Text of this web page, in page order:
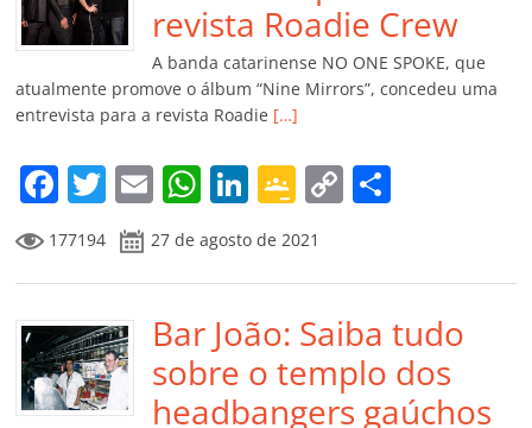
o
k
p a
ss
ro
o
m
k h
ar
revista Roadie Crew
A banda catarinense NO ONE SPOKE, que
atualmente promove o álbum “Nine Mirrors”, concedeu uma
entrevista para a revista Roadie […]
F
a
c
e
b
o
o
T
w
itt
er
E
m
ai
l
W
at
s
A
p
p
Li
n
k
e
dI
n
G
o
o
gl
e
Cl
a
C
y
Li
n
k
p
ar
til
h
177194 27 de agosto de 2021
Bar João: Saiba tudo
sobre o templo dos
headbangers gaúchos